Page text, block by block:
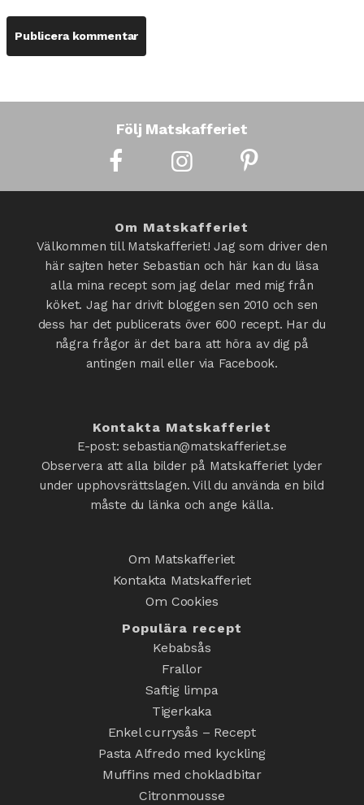
Följ Matskafferiet
Om Matskafferiet
Välkommen till Matskafferiet! Jag som driver den
här sajten heter Sebastian och här kan du läsa
alla mina recept som jag delar med mig från
köket. Jag har drivit bloggen sen 2010 och sen
dess har det publicerats över 600 recept. Har du
några frågor är det bara att höra av dig på
antingen mail eller via Facebook.
Kontakta Matskafferiet
E-post: sebastian@matskafferiet.se
Observera att alla bilder på Matskafferiet lyder
under upphovsrättslagen. Vill du använda en bild
måste du länka och ange källa.
Om Matskafferiet
Kontakta Matskafferiet
Om Cookies
Populära recept
Kebabsås
Frallor
Saftig limpa
Tigerkaka
Enkel currysås – Recept
Pasta Alfredo med kyckling
Muffins med chokladbitar
Citronmousse